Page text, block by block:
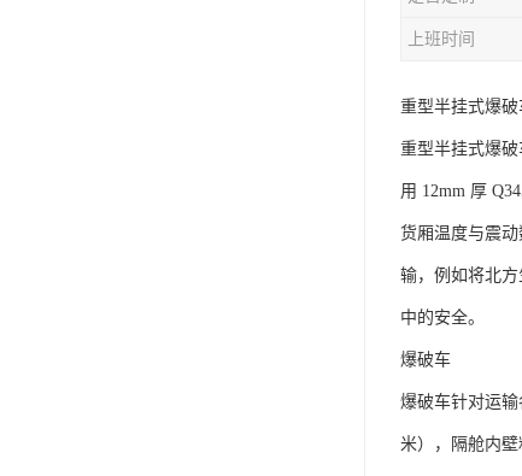
上班时间
重型半挂式爆破
重型半挂式爆
用 12mm 厚
货厢温度与震
输，例如将北
中的安全。​
爆破车​
爆破车针对运
米），隔舱内